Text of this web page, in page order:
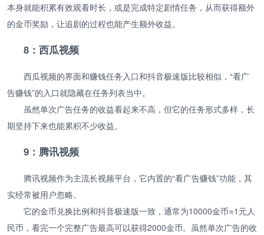
本身就能积累有效观看时长，或是完成特定剧情任务，从而获得额外
的金币奖励，让追剧的过程也能产生额外收益。
8：西瓜视频
西瓜视频的界面和赚钱任务入口和抖音极速版比较相似，“看广
告赚钱”的入口就隐藏在任务列表当中。
虽然单次广告任务的收益看起来不高，但它的任务形式多样，长
期坚持下来也能累积不少收益。
9：腾讯视频
腾讯视频作为主流长视频平台，它内置的“看广告赚钱”功能，其
实经常被用户忽略。
它的金币兑换比例和抖音极速版一致，通常为10000金币≈1元人
民币，看完一个完整广告最高可以获得2000金币。虽然单次广告的收